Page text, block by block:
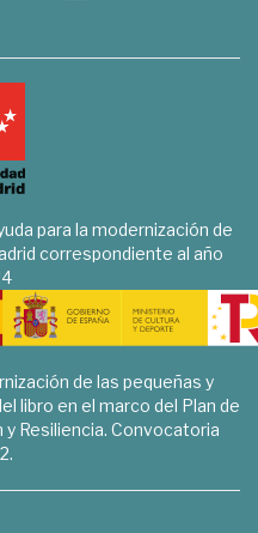
para la modernización de
correspondiente al año
de las pequeñas y
libro en el marco del Plan de
y Resiliencia. Convocatoria